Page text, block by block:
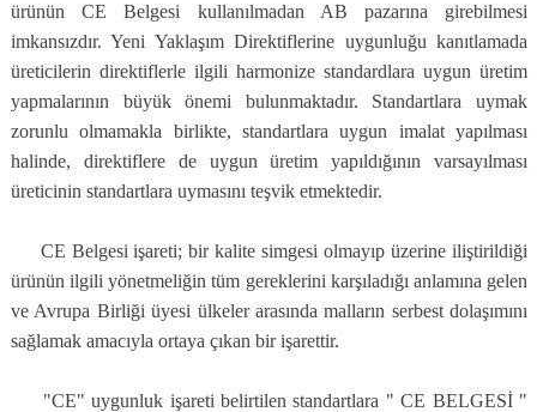
ürünün CE Belgesi kullanılmadan AB pazarına girebilmesi
imkansızdır. Yeni Yaklaşım Direktiflerine uygunluğu kanıtlamada
üreticilerin direktiflerle ilgili harmonize standardlara uygun üretim
yapmalarının büyük önemi bulunmaktadır. Standartlara uymak
zorunlu olmamakla birlikte, standartlara uygun imalat yapılması
halinde, direktiflere de uygun üretim yapıldığının varsayılması
üreticinin standartlara uymasını teşvik etmektedir.
CE Belgesi işareti; bir kalite simgesi olmayıp üzerine iliştirildiği
ürünün ilgili yönetmeliğin tüm gereklerini karşıladığı anlamına gelen
ve Avrupa Birliği üyesi ülkeler arasında malların serbest dolaşımını
sağlamak amacıyla ortaya çıkan bir işarettir.
"CE" uygunluk işareti belirtilen standartlara " CE BELGESİ "